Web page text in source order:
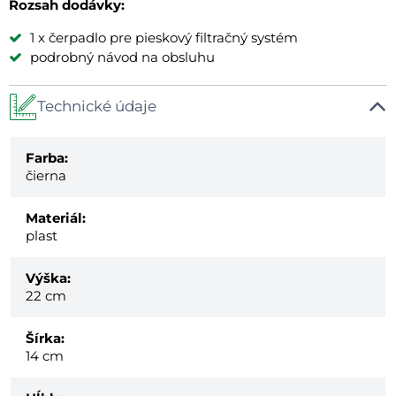
Rozsah dodávky:
1 x čerpadlo pre pieskový filtračný systém
podrobný návod na obsluhu
Technické údaje
Farba:
čierna
Materiál:
plast
Výška:
22 cm
Šírka:
14 cm